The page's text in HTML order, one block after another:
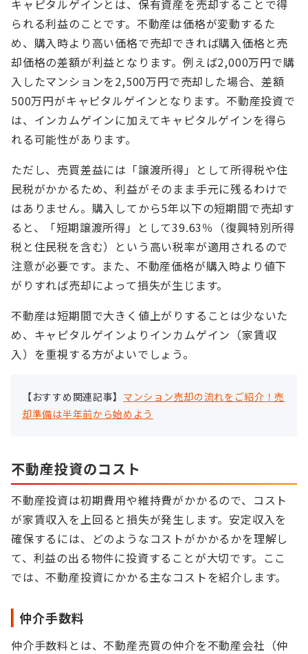
キャピタルゲインとは、保有資産を売却することで得
られる利益のことです。不動産は価格が変動するた
め、購入時より高い価格で売却できれば購入価格と売
却価格の差額が利益となります。例えば2,000万円で購
入したマンションを2,500万円で売却した場合、差額
500万円がキャピタルゲインとなります。不動産投資で
は、インカムゲインに加えてキャピタルゲインを得ら
れる可能性があります。
ただし、売買差益には「譲渡所得」として所得税や住
民税がかかるため、利益がそのまま手元に残るわけで
はありません。購入してから5年以下の短期間で売却す
ると、「短期譲渡所得」として39.63％（復興特別所得
税と住民税を含む）という高い税率が適用されるので
注意が必要です。また、不動産価格が購入時より値下
がりすれば売却によって損失が生じます。
不動産は短期間で大きく値上がりすることは少ないた
め、キャピタルゲインよりインカムゲイン（家賃収
入）を重視する方がよいでしょう。
【おすすめ関連記事】 マンション売却の流れをご紹介！売
却準備は半年前から始めよう
不動産投資のコスト
不動産投資は初期費用や維持費がかかるので、コスト
が家賃収入を上回ると損失が発生します。安定収入を
確保するには、どのようなコストがかかるかを理解し
て、利益の出る物件に投資することが大切です。ここ
では、不動産投資にかかる主なコストを紹介します。
仲介手数料
仲介手数料とは、不動産売買の仲介を不動産会社（仲